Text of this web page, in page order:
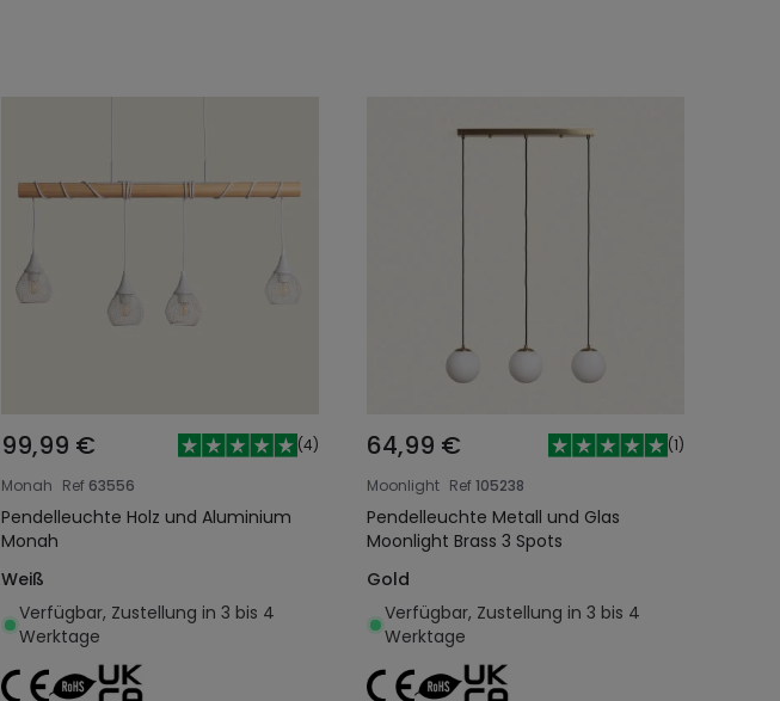
99,99 € (4)
Monah Ref 63556
Pendelleuchte Holz und Aluminium
Monah
Weiß
Verfügbar, Zustellung in 3 bis 4
Werktage
64,99 € (1)
Moonlight Ref105238
Pendelleuchte Metall und Glas
Moonlight Brass 3 Spots
Gold
Verfügbar, Zustellung in 3 bis 4
Werktage